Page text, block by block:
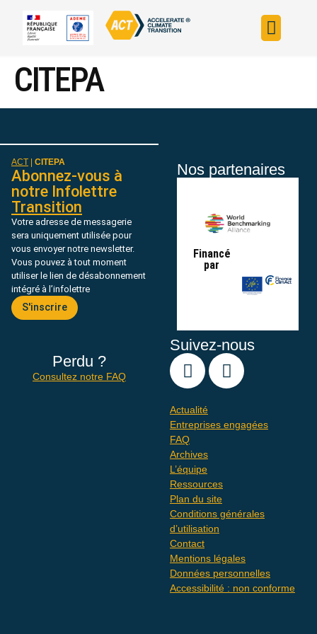
CITEPA
ACT CITEPA
Abonnez-vous à
notre Infolettre
Transition
Votre adresse de messagerie
sera uniquement utilisée pour
vous envoyer notre newsletter.
Vous pouvez à tout moment
utiliser le lien de désabonnement
intégré à l’infolettre
S'inscrire
Perdu ?
Consultez notre FAQ
Nos partenaires
Financé
par
Suivez-nous
Actualité
Entreprises engagées
FAQ
Archives
L’équipe
Ressources
Plan du site
Conditions générales
d’utilisation
Contact
Mentions légales
Données personnelles
Accessibilité : non conforme